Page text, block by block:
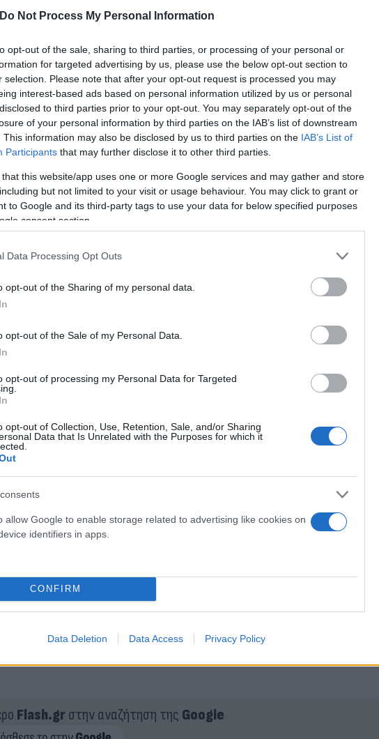
Do Not Process My Personal Information
opt-out of the sale, sharing to third parties, or processing of your personal or
for targeted advertising by us, please use the below opt-out section to
selection. Please note that after your opt-out request is processed you may
interest-based ads based on personal information utilized by us or personal
to third parties prior to your opt-out. You may separately opt-out of the
of your personal information by third parties on the IAB’s list of downstream
This information may also be disclosed by us to third parties on the IAB’s List of
Participants that may further disclose it to other third parties.
that this website/app uses one or more Google services and may gather and store
but not limited to your visit or usage behaviour. You may click to grant or
to Google and its third-party tags to use your data for below specified purposes
consent section.
Data Processing Opt Outs
opt-out of the Sharing of my personal data.
opt-out of the Sale of my Personal Data.
opt-out of processing my Personal Data for Targeted
opt-out of Collection, Use, Retention, Sale, and/or Sharing
Data that Is Unrelated with the Purposes for which it
allow Google to enable storage related to advertising like cookies on
identifiers in apps.
CONFIRM
Data Deletion Data Access Privacy Policy
των οποίων βρέθηκαν και κατασχέθηκαν ναρκωτικές ουσίες,
Υποδιεύθυνση
Υποδιεύθυνση Ασφάλειας Βορειοανατολικής Αττικής, ενώ,
ομάδων, οι οποίες θα αγωνίζονταν σε γήπεδο της
και συμμετοχή σε εγκληματική οργάνωση, για
τα ναρκωτικά και για διατάραξη της κοινής
Αρχή.
της βίας με αθλητικό υπόβαθρο, θα συνεχίσει να
τέτοιων φαινομένων.
Flash.grστην αναζήτηση της Google